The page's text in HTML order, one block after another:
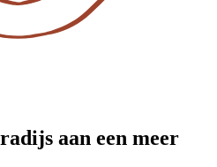
aan een meer